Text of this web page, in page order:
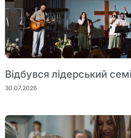
Відбувся лідерський
30.07.2026